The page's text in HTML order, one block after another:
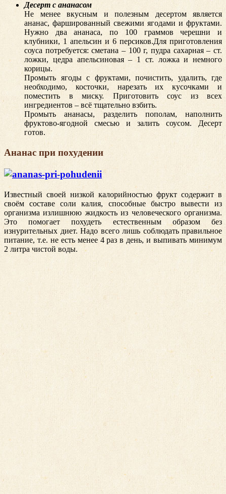
Десерт с ананасом
Не менее вкусным и полезным десертом является
ананас, фаршированный свежими ягодами и фруктами.
Нужно два ананаса, по 100 граммов черешни и
клубники, 1 апельсин и 6 персиков.Для приготовления
соуса потребуется: сметана – 100 г, пудра сахарная – ст.
ложки, цедра апельсиновая – 1 ст. ложка и немного
корицы.
Промыть ягоды с фруктами, почистить, удалить, где
необходимо, косточки, нарезать их кусочками и
поместить в миску. Приготовить соус из всех
ингредиентов – всё тщательно взбить.
Промыть ананасы, разделить пополам, наполнить
фруктово-ягодной смесью и залить соусом. Десерт
готов.
Ананас при похудении
Известный своей низкой калорийностью фрукт содержит в
своём составе соли калия, способные быстро вывести из
организма излишнюю жидкость из человеческого организма.
Это помогает похудеть естественным образом без
изнурительных диет. Надо всего лишь соблюдать правильное
питание, т.е. не есть менее 4 раз в день, и выпивать минимум
2 литра чистой воды.